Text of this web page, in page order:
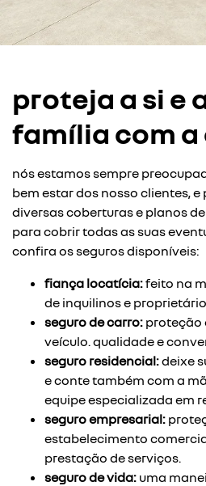
proteja a si e
família com a
nós estamos sempre
bem estar dos nosso clientes,
diversas coberturas e planos
para cobrir todas as suas
confira os seguros disponíveis:
fiança locatícia:feito na
de inquilinos e
seguro de carro: proteção
veículo. qualidade e
seguro residencial:deixe
e conte também com a
equipe especializada em
seguro empresarial:
estabelecimento
prestação de serviços.
seguro de vida: uma